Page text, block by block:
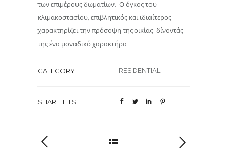
των επιμέρους δωματίων. Ο όγκος του
κλιμακοστασίου, επιβλητικός και ιδιαίτερος,
χαρακτηρίζει την πρόσοψη της οικίας, δίνοντάς
της ένα μοναδικό χαρακτήρα.
CATEGORY RESIDENTIAL
SHARE THIS